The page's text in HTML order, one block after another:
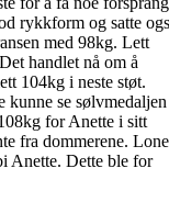
rykkform og satte
med 98kg. Lett
handlet nå om å
104kg i neste støt.
kunne se
for Anette i sitt
fra dommerene. Lone
Anette. Dette ble for